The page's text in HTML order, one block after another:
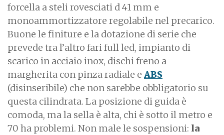
forcella a steli rovesciati d 41 mm e
monoammortizzatore regolabile nel precarico.
Buone le finiture e la dotazione di serie che
prevede tra l’altro fari full led, impianto di
scarico in acciaio inox, dischi freno a
margherita con pinza radiale e ABS
(disinseribile) che non sarebbe obbligatorio su
questa cilindrata. La posizione di guida è
comoda, ma la sella è alta, chi è sotto il metro e
70 ha problemi. Non male le sospensioni: la